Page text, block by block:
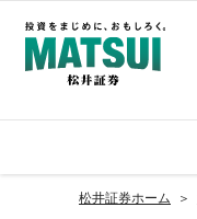
松井証券ホーム